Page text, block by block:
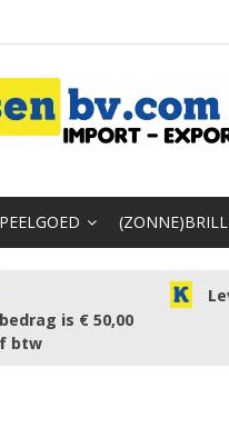
is € 50,00
btw